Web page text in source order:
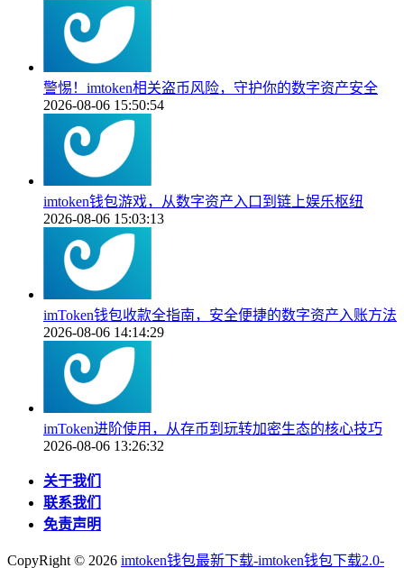
警惕！imtoken相关盗币风险，守护你的数字资产安全
2026-08-06 15:50:54
imtoken钱包游戏，从数字资产入口到链上娱乐枢纽
2026-08-06 15:03:13
imToken钱包收款全指南，安全便捷的数字资产入账方法
2026-08-06 14:14:29
imToken进阶使用，从存币到玩转加密生态的核心技巧
2026-08-06 13:26:32
关于我们
联系我们
免责声明
CopyRight © 2026 imtoken钱包最新下载-imtoken钱包下载2.0-